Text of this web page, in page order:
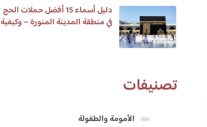
دليل أسماء 15 أفضل حملات الحج
في منطقة المدينة المنورة – وكيفية
تصنيفات
الأمومة والطفولة